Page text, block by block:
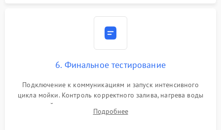
6. Финальное тестирование
Подключение к коммуникациям и запуск интенсивного
цикла мойки. Контроль корректного залива, нагрева воды
до нужной температуры, отсутствия посторонних шумов,
штатного слива и абсолютной сухости в поддоне.
Подробнее